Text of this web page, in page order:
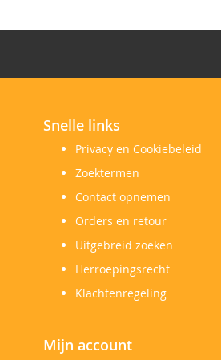
Snelle links
Privacy en Cookiebeleid
Zoektermen
Contact opnemen
Orders en retour
Uitgebreid zoeken
Herroepingsrecht
Klachtenregeling
Mijn account